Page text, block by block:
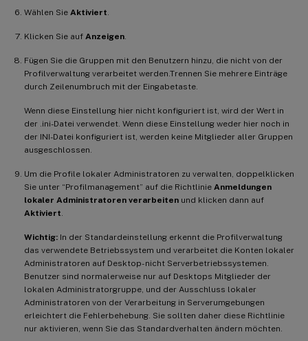
Wählen Sie Aktiviert
Klicken Sie auf Anzeigen
Fügen Sie die Gruppen mit den Benutzern hinzu, die nicht von der
Profilverwaltung verarbeitet werden.Trennen Sie mehrere Einträge
durch Zeilenumbruch mit der Eingabetaste.
Wenn diese Einstellung hier nicht konfiguriert ist, wird der Wert in
der .ini-Datei verwendet. Wenn diese Einstellung weder hier noch in
der INI-Datei konfiguriert ist, werden keine Mitglieder aller Gruppen
ausgeschlossen.
Um die Profile lokaler Administratoren zu verwalten, doppelklicken
Sie unter “Profilmanagement” auf die Richtlinie Anmeldungen
lokaler Administratoren verarbeiten und klicken dann auf
Aktiviert
Wichtig: In der Standardeinstellung erkennt die Profilverwaltung
das verwendete Betriebssystem und verarbeitet die Konten lokaler
Administratoren auf Desktop- nicht Serverbetriebssystemen.
Benutzer sind normalerweise nur auf Desktops Mitglieder der
lokalen Administratorgruppe, und der Ausschluss lokaler
Administratoren von der Verarbeitung in Serverumgebungen
erleichtert die Fehlerbehebung. Sie sollten daher diese Richtlinie
nur aktivieren, wenn Sie das Standardverhalten ändern möchten.